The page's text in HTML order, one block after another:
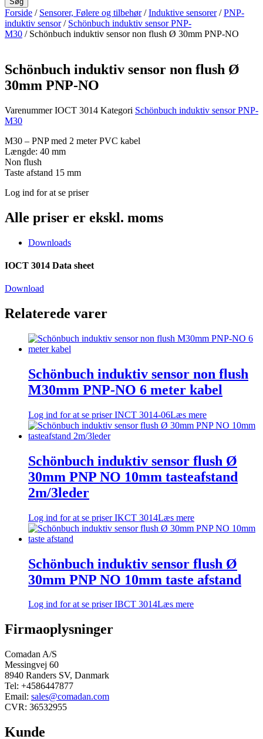
Forside / Sensorer, Følere og tilbehør/Induktive sensorer/PNP-
induktiv sensor/ Schönbuch induktiv sensor PNP-
M30 / Schönbuch induktiv sensor non flush Ø 30mm PNP-NO
Schönbuch induktiv sensor non flush Ø
30mm PNP-NO
VarenummerIOCT 3014 Kategori Schönbuch induktiv sensor PNP-
M30
M30 – PNP med 2 meter PVC kabel
Længde: 40 mm
Non flush
Taste afstand 15 mm
Log ind for at se priser
Alle priser er ekskl. moms
Downloads
IOCT 3014 Data sheet
Download
Relaterede varer
Schönbuch induktiv sensor non flush
M30mm PNP-NO 6 meter kabel
Log ind for at se priserINCT 3014-06Læs mere
Schönbuch induktiv sensor flush Ø
30mm PNP NO 10mm tasteafstand
2m/3leder
Log ind for at se priserIKCT 3014Læs mere
Schönbuch induktiv sensor flush Ø
30mm PNP NO 10mm taste afstand
Log ind for at se priserIBCT 3014Læs mere
Firmaoplysninger
Comadan A/S
Messingvej 60
8940 Randers SV, Danmark
Tel: +4586447877
Email: sales@comadan.com
CVR: 36532955
Kunde